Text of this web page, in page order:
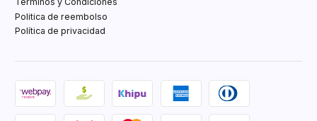
Politica de reembolso
Política de privacidad